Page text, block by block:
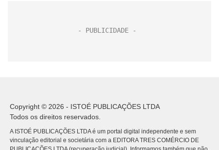
Copyright © 2026 - ISTOÉ PUBLICAÇÕES LTDA
Todos os direitos reservados.
A ISTOÉ PUBLICAÇÕES LTDA é um portal digital independente e sem
vinculação editorial e societária com a EDITORA TRES COMÉRCIO DE